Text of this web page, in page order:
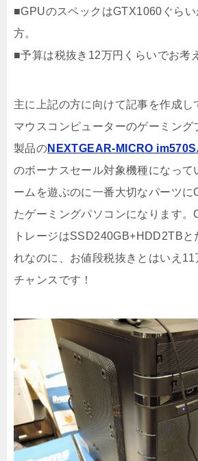
■GPUのスペックはGTX1060ぐら
方。
■予算は税抜き12万円くらいでお考
主に上記の方に向けて記事を作成し
マウスコンピューターのゲーミング
製品のNEXTGEAR-MICRO
のボーナスセール対象機種になって
ームを遊ぶのに一番大切なパーツに
たゲーミングパソコンになります。
トレージはSSD240GB+HDD2TBと
れなのに、お値段税抜きとはいえ
チャンスです！